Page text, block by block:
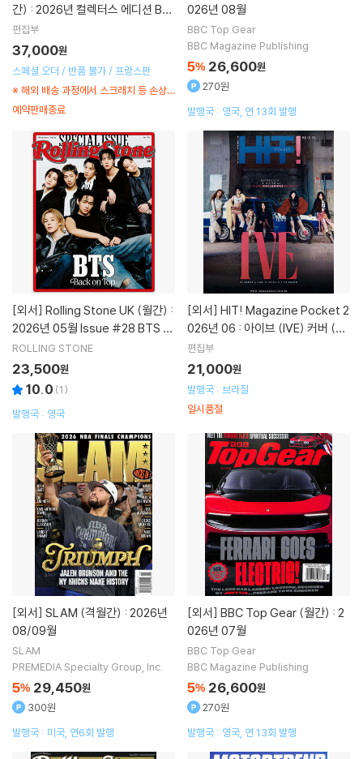
간) : 2026년 컬렉터스 에디션 BT
S 특집호 (포스터 포함)
편집부
※ 해외 배송 과정에서 스크래치 등 손상이
있을 수 있습니다. (해당 사유 반품 불가)
37,000원
스페셜 오더 / 반품 불가 / 프랑스판
예약판매종료
026년 08월
BBC Top Gear
BBC Magazine Publishing
5% 26,600원
270원
발행국 : 영국, 연 13회 발행
[외서]
2026년 05월 Issue #28 BTS S
pecial Issue BTS 특집호
ROLLING STONE
23,500원
10.0 (1)
발행국 : 영국
[외서]
026년 06 : 아이브 (IVE) 커버 (잡
지+랜덤 포토카드 1장)
편집부
21,000원
발행국 : 브라질
일시품절
[외서]
08/09월
SLAM
PREMEDIA Specialty Group, Inc.
5% 29,450원
300원
발행국 : 미국, 연6회 발행
[외서]
026년 07월
BBC Top Gear
BBC Magazine Publishing
5% 26,600원
270원
발행국 : 영국, 연 13회 발행